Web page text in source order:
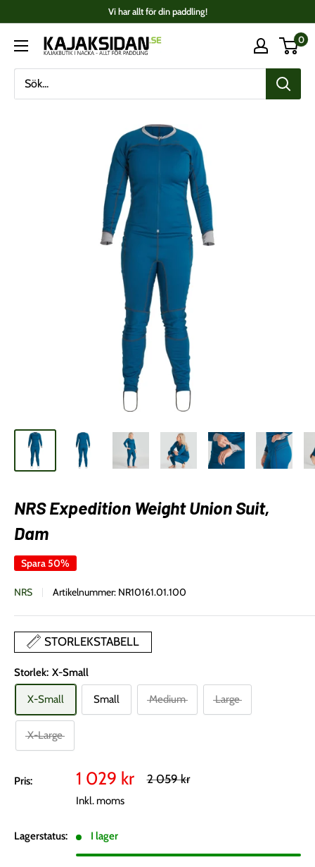
innehåll
Vi har allt för din paddling!
Kajaksidan
0
NRS Expedition Weight Union Suit,
Dam
Spara 50%
NRS Artikelnummer: NR10161.01.100
STORLEKSTABELL
Storlek: X-Small
X-Small Small Medium Large
X-Large
Pris:
Vårt
pris
1 029 kr
Rekommenderat
2 059 kr
Inkl. moms
Lagerstatus: I lager